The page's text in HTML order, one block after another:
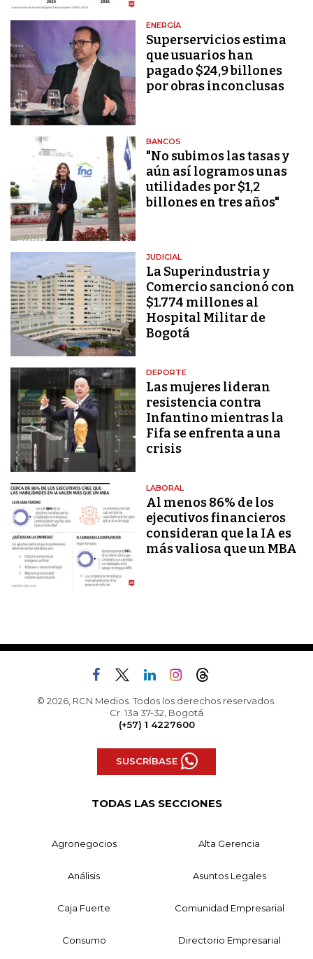
ENERGÍA
Superservicios estima
que usuarios han
pagado $24,9 billones
por obras inconclusas
BANCOS
"No subimos las tasas y
aún así logramos unas
utilidades por $1,2
billones en tres años"
JUDICIAL
La Superindustria y
Comercio sancionó con
$1.774 millones al
Hospital Militar de
Bogotá
DEPORTE
Las mujeres lideran
resistencia contra
Infantino mientras la
Fifa se enfrenta a una
crisis
LABORAL
Al menos 86% de los
ejecutivos financieros
consideran que la IA es
más valiosa que un MBA
© 2026, RCN Medios. Todos los derechos reservados.
Cr. 13a 37-32, Bogotá
(+57) 1 4227600
SUSCRÍBASE
TODAS LAS SECCIONES
Agronegocios Alta Gerencia
Análisis Asuntos Legales
Caja Fuerte Comunidad Empresarial
Consumo Directorio Empresarial